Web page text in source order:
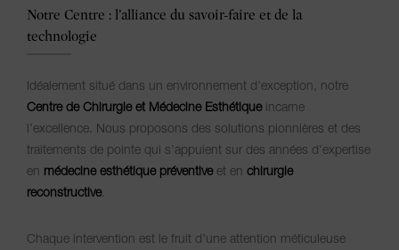
Notre Centre : l’alliance du savoir-faire et de la
technologie
Idéalement situé dans un environnement d’exception, notre
Centre de Chirurgie et Médecine Esthétiqueincarne
l’excellence. Nous proposons des solutions pionnières et des
traitements de pointe qui s’appuient sur des années d’expertise
en médecine esthétique préventiveet en chirurgie
reconstructive.
Chaque intervention est le fruit d’une attention méticuleuse